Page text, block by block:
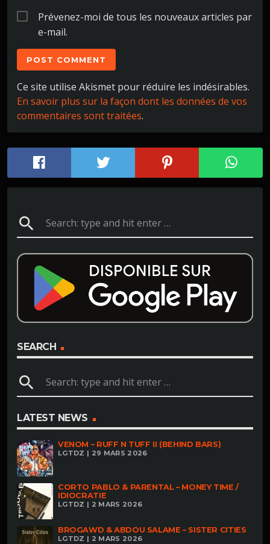
Prévenez-moi de tous les nouveaux articles par
e-mail.
Ce site utilise Akismet pour réduire les indésirables.
En savoir plus sur la façon dont les données de vos
commentaires sont traitées.
search
SEARCH
search
LATEST NEWS
VENOM – RUFF N TUFF II (BEHIND BARS)
LGTDZ | 29 MARS 2026
CORTO PABLO & PARENTAL – MONEY TIME /
IDIOCRATIE
LGTDZ | 2 MARS 2026
BROGAWD & ABDOU SALAME – SISTER CITIES
LGTDZ | 2 MARS 2026